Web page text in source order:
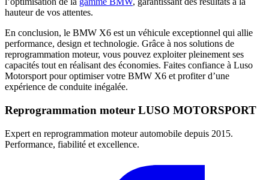
hauteur de vos attentes.
En conclusion, le BMW X6 est un véhicule exceptionnel qui allie
performance, design et technologie. Grâce à nos solutions de
reprogrammation moteur, vous pouvez exploiter pleinement ses
capacités tout en réalisant des économies. Faites confiance à Luso
Motorsport pour optimiser votre BMW X6 et profiter d’une
expérience de conduite inégalée.
Reprogrammation moteur LUSO MOTORSPORT
Expert en reprogrammation moteur automobile depuis 2015.
Performance, fiabilité et excellence.